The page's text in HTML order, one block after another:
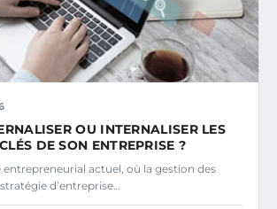
OU INTERNALISER LES
DE SON ENTREPRISE ?
entrepreneurial actuel, où la gestion des
d’entreprise…